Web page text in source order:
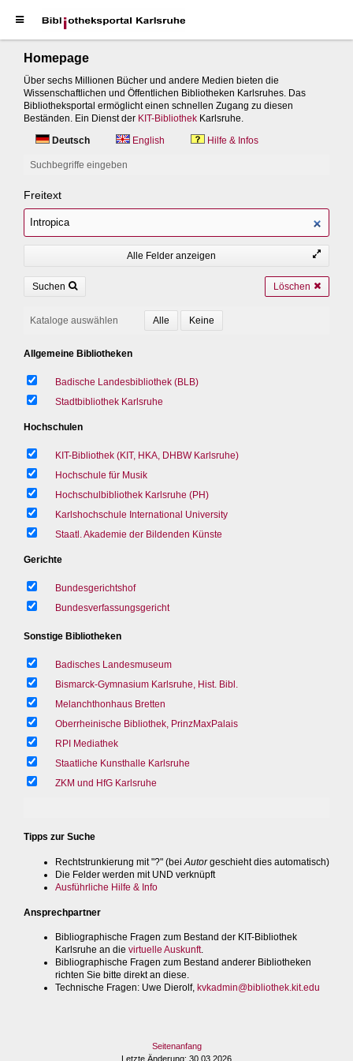
Homepage
Über sechs Millionen Bücher und andere Medien bieten die
Wissenschaftlichen und Öffentlichen Bibliotheken Karlsruhes. Das
Bibliotheksportal ermöglicht einen schnellen Zugang zu diesen
Beständen. Ein Dienst der KIT-Bibliothek Karlsruhe.
Deutsch
English Hilfe & Infos
Suchbegriffe eingeben
Freitext
Alle Felder anzeigen
Suchen Löschen
Kataloge auswählen
Allgemeine Bibliotheken
Badische Landesbibliothek (BLB)
Stadtbibliothek Karlsruhe
Hochschulen
KIT-Bibliothek (KIT, HKA, DHBW Karlsruhe)
Hochschule für Musik
Hochschulbibliothek Karlsruhe (PH)
Karlshochschule International University
Staatl. Akademie der Bildenden Künste
Gerichte
Bundesgerichtshof
Bundesverfassungsgericht
Sonstige Bibliotheken
Badisches Landesmuseum
Bismarck-Gymnasium Karlsruhe, Hist. Bibl.
Melanchthonhaus Bretten
Oberrheinische Bibliothek, PrinzMaxPalais
RPI Mediathek
Staatliche Kunsthalle Karlsruhe
ZKM und HfG Karlsruhe
Tipps zur Suche
Rechtstrunkierung mit "?" (bei Autorgeschieht dies automatisch)
Die Felder werden mit UND verknüpft
Ausführliche Hilfe & Info
Ansprechpartner
Bibliographische Fragen zum Bestand der KIT-Bibliothek
Karlsruhe an die virtuelle Auskunft.
Bibliographische Fragen zum Bestand anderer Bibliotheken
richten Sie bitte direkt an diese.
Technische Fragen: Uwe Dierolf, kvkadmin@bibliothek.kit.edu
Seitenanfang
Letzte Änderung: 30.03.2026